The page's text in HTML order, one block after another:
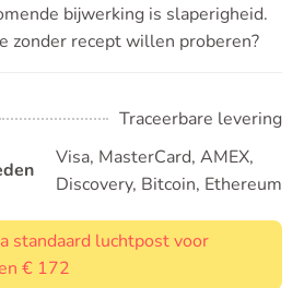
bijwerking is slaperigheid.
zonder recept willen proberen?
Traceerbare levering
Visa, MasterCard, AMEX,
Discovery, Bitcoin, Ethereum
standaard luchtpost voor
€ 172